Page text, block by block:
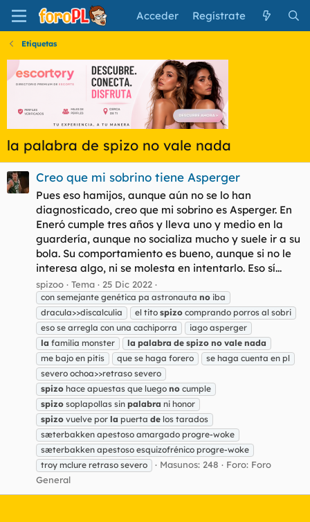
Acceder Regístrate
Etiquetas
la palabra de spizo no vale nada
Creo que mi sobrino tiene Asperger
Pues eso hamijos, aunque aún no se lo han
diagnosticado, creo que mi sobrino es Asperger. En
Eneró cumple tres años y lleva uno y medio en la
guardería, aunque no socializa mucho y suele ir a su
bola. Su comportamiento es bueno, aunque si no le
interesa algo, ni se molesta en intentarlo. Eso sí...
spizoo Tema 25 Dic 2022
con semejante genética pa astronauta no iba
dracula>>discalculia
el tito spizo comprando porros al sobri
eso se arregla con una cachiporra
iago asperger
la familia monster la palabra de spizo no vale nada
me bajo en pitis
que se haga forero
se haga cuenta en pl
severo ochoa>>retraso severo
spizo hace apuestas que luego no cumple
spizo soplapollas sin palabra ni honor
spizo vuelve por la puerta de los tarados
sæterbakken apestoso amargado progre-woke
sæterbakken apestoso esquizofrénico progre-woke
troy mclure retraso severo
Masunos: 248 Foro: Foro
General